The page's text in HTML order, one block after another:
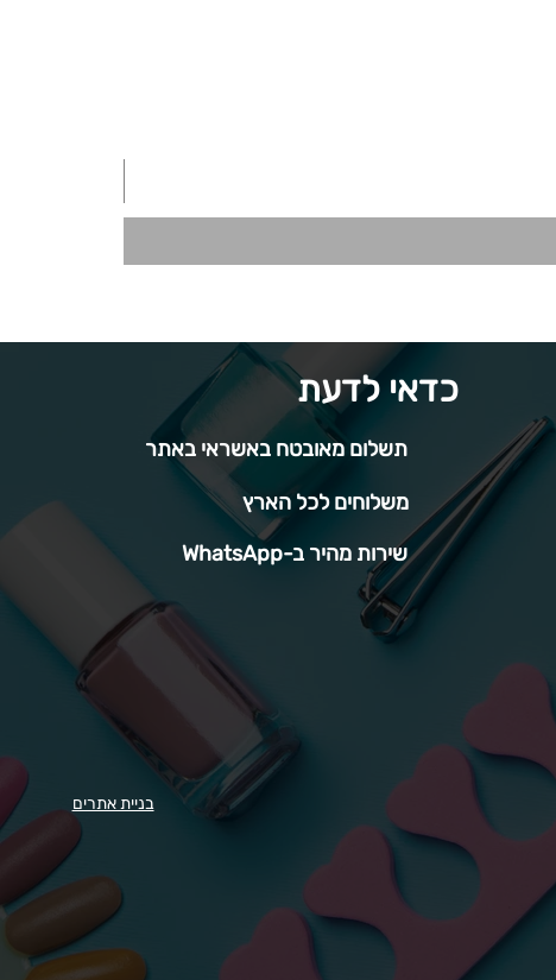
כדאי לדעת
תשלום מאובטח באשראי באתר
משלוחים לכל הארץ
שירות מהיר ב-WhatsApp
בניית אתרים